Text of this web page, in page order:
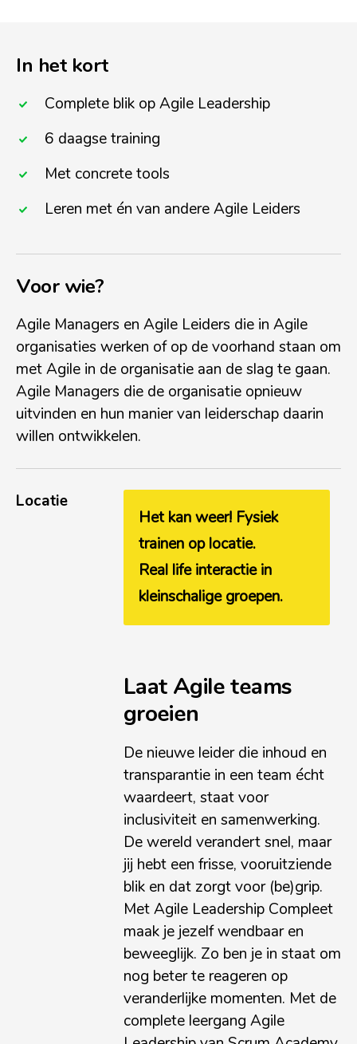
In het kort
Complete blik op Agile Leadership
6 daagse training
Met concrete tools
Leren met én van andere Agile Leiders
Voor wie?
Agile Managers en Agile Leiders die in Agile
organisaties werken of op de voorhand staan om
met Agile in de organisatie aan de slag te gaan.
Agile Managers die de organisatie opnieuw
uitvinden en hun manier van leiderschap daarin
willen ontwikkelen.
Locatie
Het kan weer! Fysiek
trainen op locatie.
Real life interactie in
kleinschalige groepen.
Laat Agile teams
groeien
De nieuwe leider die inhoud en
transparantie in een team écht
waardeert, staat voor
inclusiviteit en samenwerking.
De wereld verandert snel, maar
jij hebt een frisse, vooruitziende
blik en dat zorgt voor (be)grip.
Met Agile Leadership Compleet
maak je jezelf wendbaar en
beweeglijk. Zo ben je in staat om
nog beter te reageren op
veranderlijke momenten. Met de
complete leergang Agile